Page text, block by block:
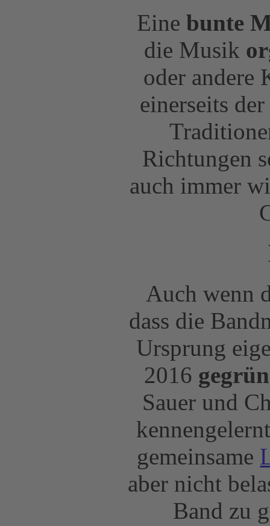
Eine bunte
die Musik
oder andere
einerseits
Richtungen
auch immer
Auch wenn
dass die
Ursprung
2016
Sauer und
gemeinsame
aber nicht
Band zu